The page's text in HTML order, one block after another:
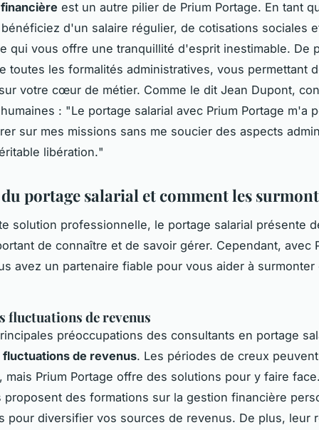
est un autre pilier de Prium Portage. En tant
d'un salaire régulier, de cotisations sociales
qui vous offre une tranquillité d'esprit inestimable. De
toutes les formalités administratives, vous permettant
votre cœur de métier. Comme le dit Jean Dupont,
: "Le portage salarial avec Prium Portage m'a
sur mes missions sans me soucier des aspects
libération."
portage salarial et comment les
solution professionnelle, le portage salarial présente
de connaître et de savoir gérer. Cependant, avec
avez un partenaire fiable pour vous aider à surmonter
fluctuations de revenus
préoccupations des consultants en portage
fluctuations de revenus. Les périodes de creux
mais Prium Portage offre des solutions pour y faire
proposent des formations sur la gestion financière
pour diversifier vos sources de revenus. De plus, leur